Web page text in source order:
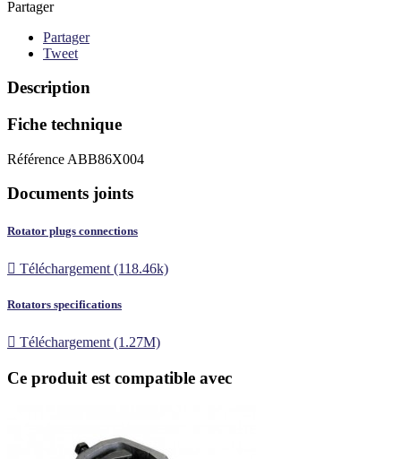
Partager
Partager
Tweet
Description
Fiche technique
Référence ABB86X004
Documents joints
Rotator plugs connections
 Téléchargement (118.46k)
Rotators specifications
 Téléchargement (1.27M)
Ce produit est compatible avec